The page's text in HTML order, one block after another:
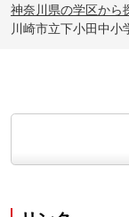
神奈川県の学区から
川崎市立下小田中小